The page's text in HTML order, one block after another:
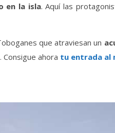
en la isla. Aquí las
que atraviesan un
ahora tu entrada al